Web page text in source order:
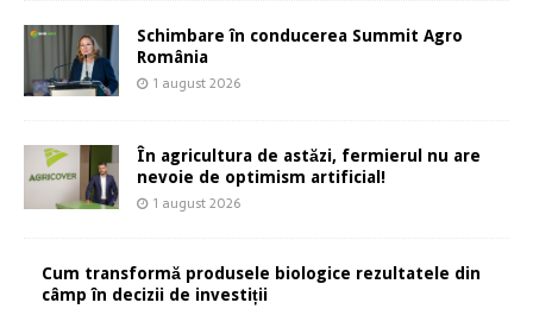
Schimbare în conducerea Summit Agro
România
1 august 2026
În agricultura de astăzi, fermierul nu are
nevoie de optimism artificial!
1 august 2026
Cum transformă produsele biologice rezultatele din
câmp în decizii de investiții